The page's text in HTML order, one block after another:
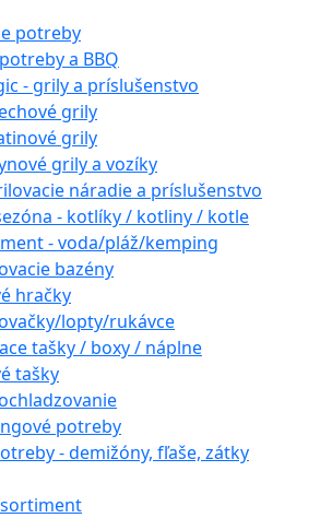
potreby
a BBQ
- grily a príslušenstvo
grily
grily
grily a vozíky
náradie a príslušenstvo
- kotlíky / kotliny / kotle
- voda/pláž/kemping
bazény
hračky
lopty/rukávce
tašky / boxy / náplne
tašky
potreby
- demižóny, fľaše, zátky